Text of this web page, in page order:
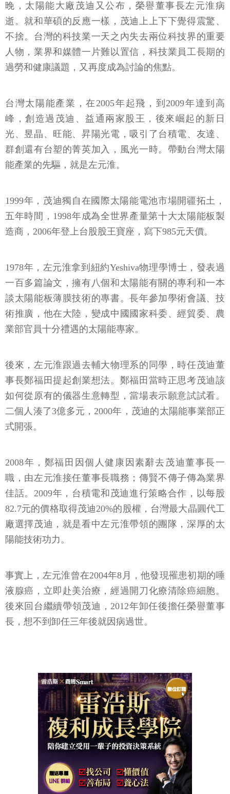
晚，太陽能大廠茂迪又公布，榮譽董事長左元淮病
逝。就和華碩的反應一樣，茂迪上上下下覺得震驚、
不捨。台灣的科技業一天之內失去兩位科技界的重要
人物，業界和媒體一片難以置信，科技業員工長期的
過勞和健康議題，又再度成為討論的焦點。
台灣太陽能產業，在2005年起飛，到2009年達到高
峰，創造過茂迪、益通兩家股王，後來崛起的新日
光、昱晶、旺能、昇陽光電，吸引了台積電、友達、
群創還有台塑的菁英加入，風光一時。帶動台灣太陽
能產業的先驅，就是左元淮。
1999年，茂迪獨自在國際太陽能電池市場開疆拓土，
五年時間，1998年成為全世界產量第十大太陽能板製
造商，2006年登上台股股王寶座，寫下985元天價。
1978年，左元淮拿到紐約Yeshiva物理學博士，發表過
一百多篇論文，擁有八個和太陽能有關的專利和一本
談太陽能板薄膜技術的專書。長年參加學術會議、技
術推廣，他在大陸，變成中國國家科委、經貿委、農
業部官員十分禮遇的太陽能專家。
後來，左元淮跟過去輔大物理系的同學，時任茂迪董
事長鄭福田提起創業想法。鄭福田當時正思考茂迪該
如何從原有的儀器生意轉型，當場表示願意試試看。
二個人湊了3億多元，2000年，茂迪的太陽能事業部正
式開張。
2008年，鄭福田因個人健康因素辭去茂迪董事長一
職，由左元淮接任董事長職務；傳賢不傳子傳為業界
佳話。2009年，台積電和茂迪進行策略合作，以每股
82.7元的價格取得茂迪20%的股權，台灣最大晶圓代工
廠選擇茂迪，就是看中左元淮帶領的團隊，深厚的太
陽能技術功力。
事實上，左元淮曾在2004年8月，他發現罹患初期的唾
液腺癌，立即赴美治療，經過開刀化療清除癌細胞。
後來回台繼續帶領茂迪，2012年卸任後擔任榮譽董事
長，想不到卸任三年後就因病過世。